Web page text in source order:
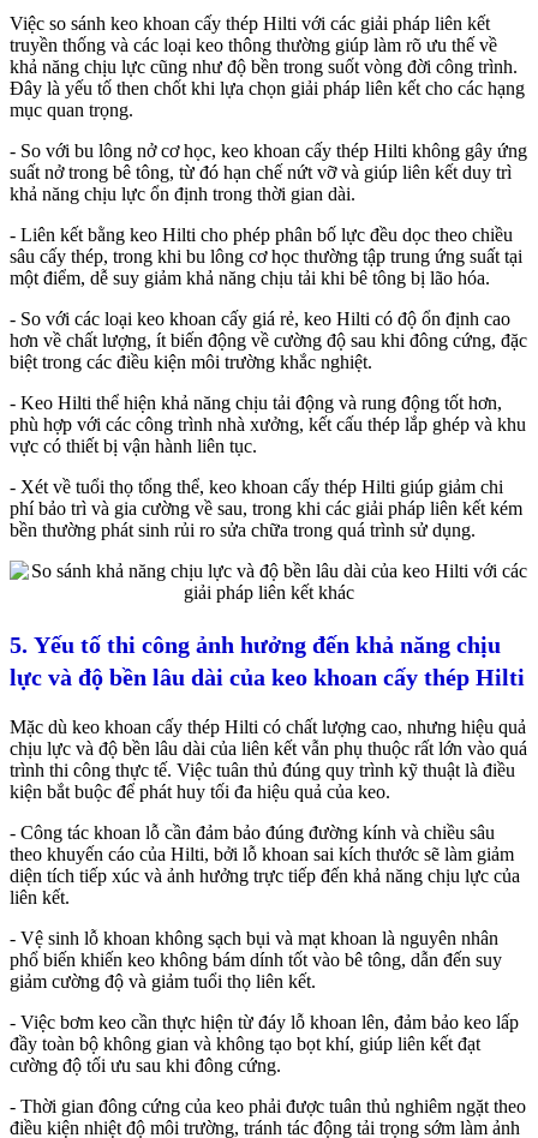
Việc so sánh keo khoan cấy thép Hilti với các giải pháp liên kết
truyền thống và các loại keo thông thường giúp làm rõ ưu thế về
khả năng chịu lực cũng như độ bền trong suốt vòng đời công trình.
Đây là yếu tố then chốt khi lựa chọn giải pháp liên kết cho các hạng
mục quan trọng.
- So với bu lông nở cơ học, keo khoan cấy thép Hilti không gây ứng
suất nở trong bê tông, từ đó hạn chế nứt vỡ và giúp liên kết duy trì
khả năng chịu lực ổn định trong thời gian dài.
- Liên kết bằng keo Hilti cho phép phân bố lực đều dọc theo chiều
sâu cấy thép, trong khi bu lông cơ học thường tập trung ứng suất tại
một điểm, dễ suy giảm khả năng chịu tải khi bê tông bị lão hóa.
- So với các loại keo khoan cấy giá rẻ, keo Hilti có độ ổn định cao
hơn về chất lượng, ít biến động về cường độ sau khi đông cứng, đặc
biệt trong các điều kiện môi trường khắc nghiệt.
- Keo Hilti thể hiện khả năng chịu tải động và rung động tốt hơn,
phù hợp với các công trình nhà xưởng, kết cấu thép lắp ghép và khu
vực có thiết bị vận hành liên tục.
- Xét về tuổi thọ tổng thể, keo khoan cấy thép Hilti giúp giảm chi
phí bảo trì và gia cường về sau, trong khi các giải pháp liên kết kém
bền thường phát sinh rủi ro sửa chữa trong quá trình sử dụng.
5. Yếu tố thi công ảnh hưởng đến khả năng chịu
lực và độ bền lâu dài của keo khoan cấy thép Hilti
Mặc dù keo khoan cấy thép Hilti có chất lượng cao, nhưng hiệu quả
chịu lực và độ bền lâu dài của liên kết vẫn phụ thuộc rất lớn vào quá
trình thi công thực tế. Việc tuân thủ đúng quy trình kỹ thuật là điều
kiện bắt buộc để phát huy tối đa hiệu quả của keo.
- Công tác khoan lỗ cần đảm bảo đúng đường kính và chiều sâu
theo khuyến cáo của Hilti, bởi lỗ khoan sai kích thước sẽ làm giảm
diện tích tiếp xúc và ảnh hưởng trực tiếp đến khả năng chịu lực của
liên kết.
- Vệ sinh lỗ khoan không sạch bụi và mạt khoan là nguyên nhân
phổ biến khiến keo không bám dính tốt vào bê tông, dẫn đến suy
giảm cường độ và giảm tuổi thọ liên kết.
- Việc bơm keo cần thực hiện từ đáy lỗ khoan lên, đảm bảo keo lấp
đầy toàn bộ không gian và không tạo bọt khí, giúp liên kết đạt
cường độ tối ưu sau khi đông cứng.
- Thời gian đông cứng của keo phải được tuân thủ nghiêm ngặt theo
điều kiện nhiệt độ môi trường, tránh tác động tải trọng sớm làm ảnh